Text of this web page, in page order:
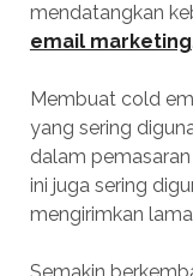
mendatangkan
email marketing.
Membuat cold
yang sering
dalam
ini juga sering
mengirimkan